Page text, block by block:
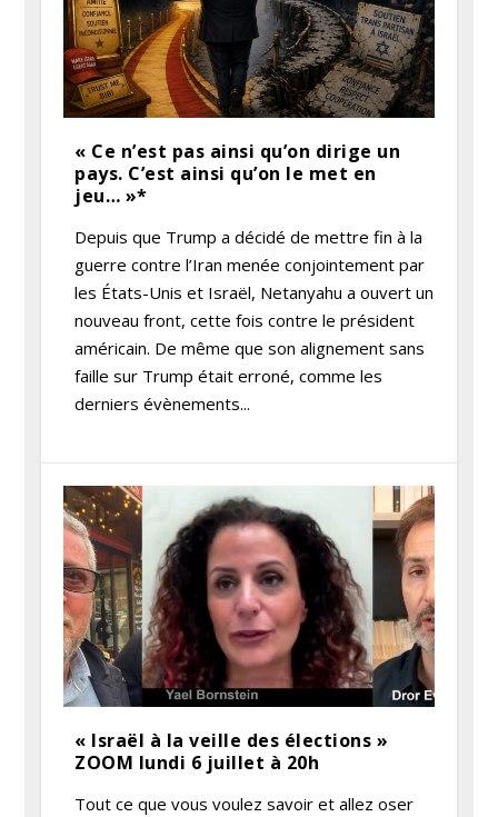
« Ce n’est pas ainsi qu’on dirige un
pays. C’est ainsi qu’on le met en
jeu… »*
Depuis que Trump a décidé de mettre fin à la
guerre contre l’Iran menée conjointement par
les États-Unis et Israël, Netanyahu a ouvert un
nouveau front, cette fois contre le président
américain. De même que son alignement sans
faille sur Trump était erroné, comme les
derniers évènements...
« Israël à la veille des élections »
ZOOM lundi 6 juillet à 20h
Tout ce que vous voulez savoir et allez oser